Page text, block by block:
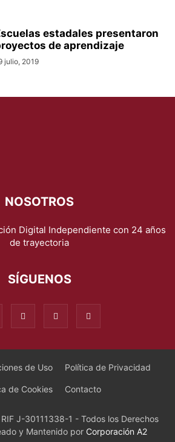
estadales presentaron
de aprendizaje
julio, 2019
NOSOTROS
Digital Independiente con 24 años
de trayectoria
SÍGUENOS
de Uso Política de Privacidad
de Cookies Contacto
J-30111338-1 - Todos los Derechos
y Mantenido por Corporación A2